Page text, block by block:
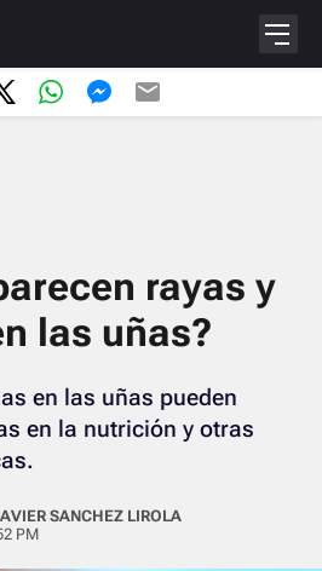
rayas y
las uñas?
en las uñas pueden
en la nutrición y otras
SANCHEZ LIROLA
PM